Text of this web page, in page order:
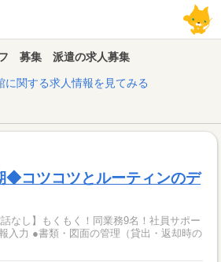
募集 派遣の求人募集
に関する求人情報を見てみる
◆コツコツとルーティンのデ
なし】もくもく！同業務9名！社員サポー